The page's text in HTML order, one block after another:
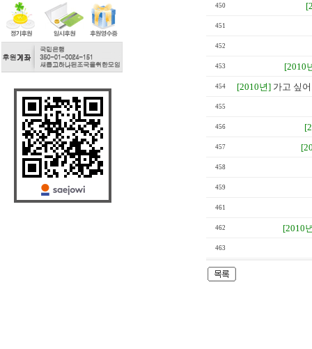
450
451
452
453 [2010
454 [2010년] 가고 싶
455
456
457
458
459
461
462 [2010
463